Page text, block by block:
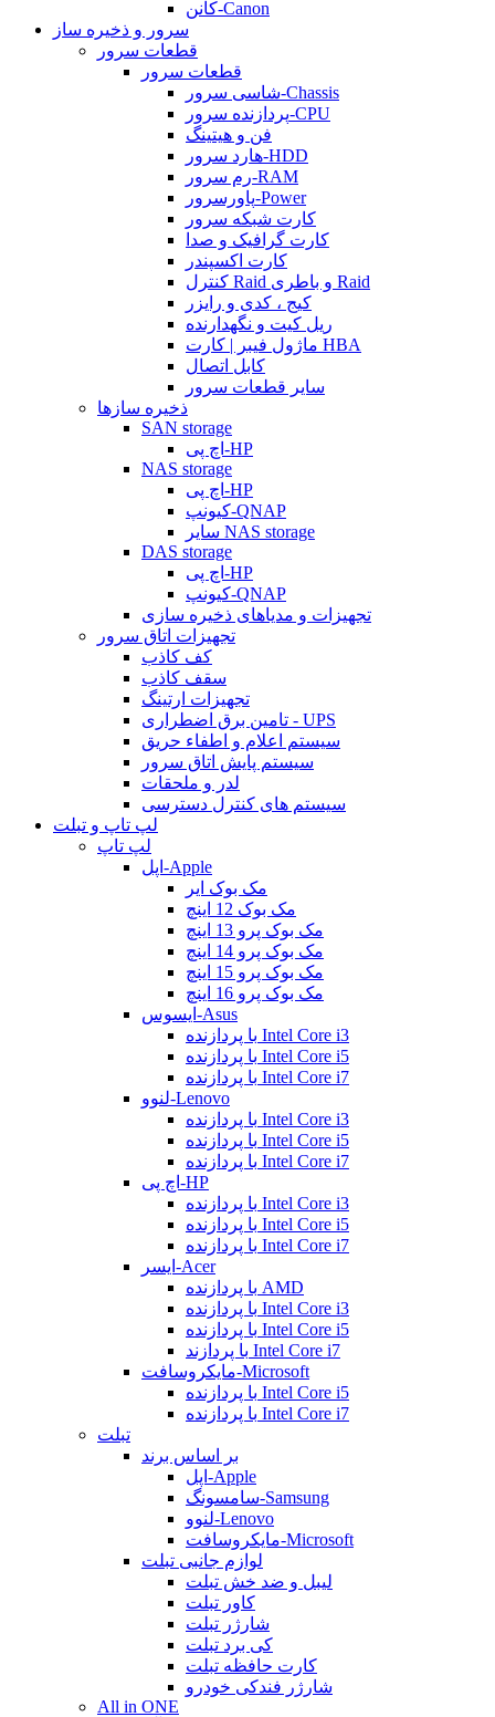
کانن-Canon
سرور و ذخیره ساز
قطعات سرور
قطعات سرور
شاسی سرور-Chassis
پردازنده سرور-CPU
فن و هیتینگ
هارد سرور-HDD
رم سرور-RAM
پاورسرور-Power
کارت شبکه سرور
کارت گرافیک و صدا
کارت اکسپندر
کنترل Raid و باطری Raid
کیج ، کدی و رایزر
ریل کیت و نگهدارنده
ماژول فیبر | کارت HBA
کابل اتصال
سایر قطعات سرور
ذخیره سازها
SAN storage
اچ پی-HP
NAS storage
اچ پی-HP
کیونپ-QNAP
سایر NAS storage
DAS storage
اچ پی-HP
کیونپ-QNAP
تجهیزات و مدیاهای ذخیره سازی
تجهیزات اتاق سرور
کف کاذب
سقف کاذب
تجهیزات ارتینگ
تامین برق اضطراری - UPS
سیستم اعلام و اطفاء حریق
سیستم پایش اتاق سرور
لدر و ملحقات
سیستم های کنترل دسترسی
لپ تاپ و تبلت
لپ تاپ
اپل-Apple
مک بوک ایر
مک بوک 12 اینچ
مک بوک پرو 13 اینچ
مک بوک پرو 14 اینچ
مک بوک پرو 15 اینچ
مک بوک پرو 16 اینچ
ایسوس-Asus
با پردازنده Intel Core i3
با پردازنده Intel Core i5
با پردازنده Intel Core i7
لنوو-Lenovo
با پردازنده Intel Core i3
با پردازنده Intel Core i5
با پردازنده Intel Core i7
اچ پی-HP
با پردازنده Intel Core i3
با پردازنده Intel Core i5
با پردازنده Intel Core i7
ایسر-Acer
با پردازنده AMD
با پردازنده Intel Core i3
با پردازنده Intel Core i5
با پردازند Intel Core i7
مایکروسافت-Microsoft
با پردازنده Intel Core i5
با پردازنده Intel Core i7
تبلت
بر اساس برند
اپل-Apple
سامسونگ-Samsung
لنوو-Lenovo
مایکروسافت-Microsoft
لوازم جانبی تبلت
لیبل و ضد خش تبلت
کاور تبلت
شارژر تبلت
کی برد تبلت
کارت حافظه تبلت
شارژر فندکی خودرو
All in ONE